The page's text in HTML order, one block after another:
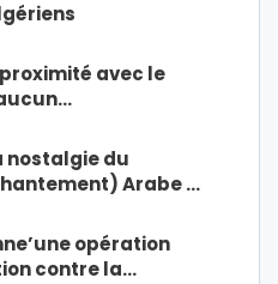
avec le
nostalgie du
Arabe …
opération
contre la…